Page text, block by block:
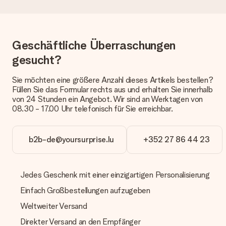
Welche Lieferoptionen stehen zur Verfügung?
Derzeit können wir (noch) keine verschiedenen Lieferoptionen
Päckchen versendet. Möchtest du wissen, ob es als Paket
oder Päckchen geliefert wird, kontaktiere bitte unseren
Kundenservice.
Wie kann ich meine Bestellung bezahlen?
Wir bieten die folgenden Zahlungsoptionen an: Vorauskasse
mit normaler Überweisung, Sofortüberweisung, Paypal,
manuellen Überweisung verlängert sich die Lieferzeit des
Geschenks jedoch um 3 Werktage.
Geschenk empfangen
Was, wenn das Geschenk meine Erwartungen nicht
Geschäftliche Überraschungen
gesucht?
Sie möchten eine größere Anzahl dieses Artikels bestellen?
Füllen Sie das Formular rechts aus und erhalten Sie innerhalb
von 24 Stunden ein Angebot. Wir sind an Werktagen von
08.30 - 17.00 Uhr telefonisch für Sie erreichbar.
b2b-de@yoursurprise.lu +352 27 86 44 23
Jedes Geschenk mit einer einzigartigen Personalisierung
Einfach Großbestellungen aufzugeben
Weltweiter Versand
Direkter Versand an den Empfänger